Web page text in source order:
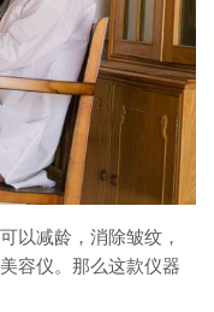
以减龄，消除皱纹，
容仪。那么这款仪器